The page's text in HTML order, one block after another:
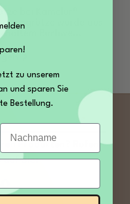
bei Kamelur®
wurde aus
Buchwe…
auf Sie:
zu unserem
und sparen Sie
Bestellung.
Nachname